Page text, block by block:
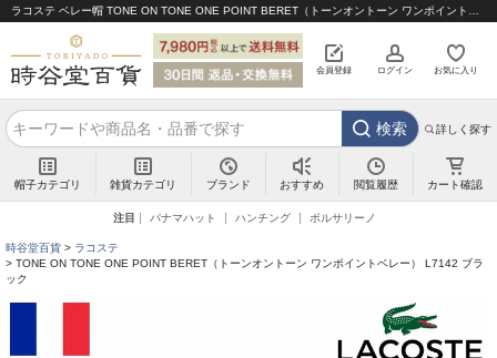
会員登録 ログイン お気に入り
検索 詳しく探す
帽子カテゴリ 雑貨カテゴリ ブランド おすすめ 閲覧履歴 カート確認
注目 パナマハット ハンチング ボルサリーノ
時谷堂百貨
ラコステ
TONE ON TONE ONE POINT BERET（トーンオントーン ワンポイントベレー） L7142 ブラ
ック